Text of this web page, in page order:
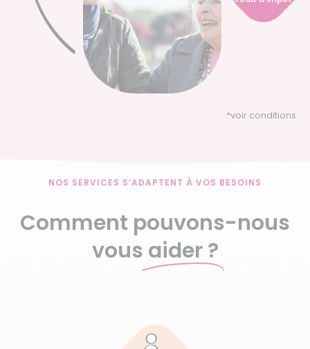
*voir conditions
NOS SERVICES S’ADAPTENT À VOS BESOINS
Comment pouvons-nous
vous aider ?